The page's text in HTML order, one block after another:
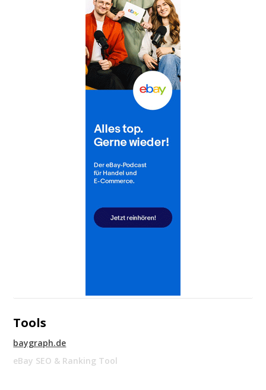
Tools
baygraph.de
eBay SEO & Ranking Tool